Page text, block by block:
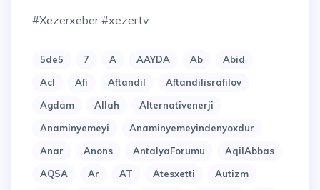
#xezerxeber #xezertv
5de5 7 A AAYDA Ab
Abid
Acl
Afi Aftandil
Aftandilisrafilov
Agdam
Allah
Alternativenerji
Anaminyemeyi
Anaminyemeyindenyoxdur
Anar
Anons AntalyaForumu
AqilAbbas
AQSA
Ar AT Atesxetti
Autizm